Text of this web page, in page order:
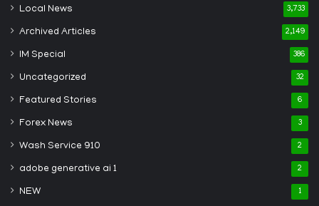
Local News 3,733
Archived Articles 2,149
IM Special 386
Uncategorized 32
Featured Stories 6
Forex News 3
Wash Service 910 2
adobe generative ai 1 2
NEW 1